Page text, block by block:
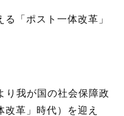
「ポスト一体改革」
り我が国の社会保障政
革」時代）を迎え